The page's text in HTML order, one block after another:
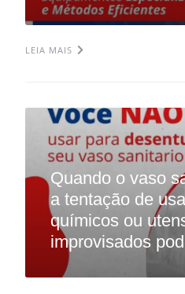
LEIA MAIS
Quando o vaso
a tentação de
químicos ou
improvisados